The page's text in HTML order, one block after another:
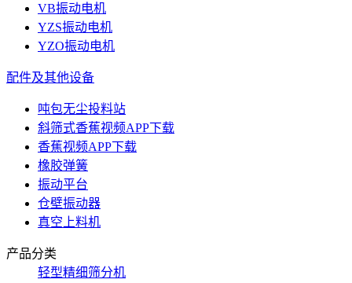
VB振动电机
YZS振动电机
YZO振动电机
配件及其他设备
吨包无尘投料站
斜筛式香蕉视频APP下载
香蕉视频APP下载
橡胶弹簧
振动平台
仓壁振动器
真空上料机
产品分类
轻型精细筛分机